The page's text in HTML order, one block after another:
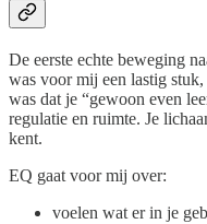
De eerste echte beweging
was voor mij een lastig
was dat je “gewoon even
regulatie en ruimte. Je
kent.
EQ gaat voor mij over:
voelen wat er in je